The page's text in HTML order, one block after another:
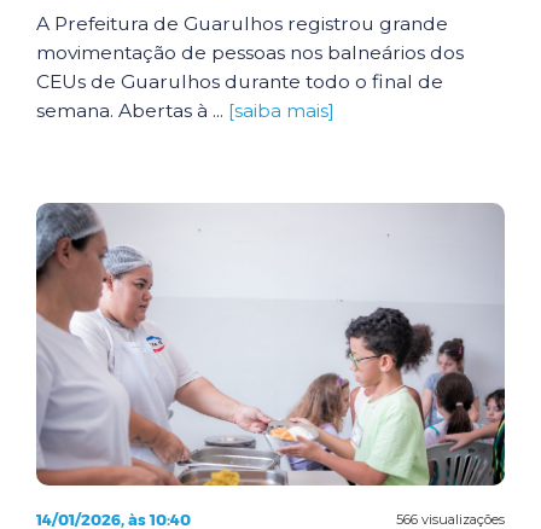
A Prefeitura de Guarulhos registrou grande
movimentação de pessoas nos balneários dos
CEUs de Guarulhos durante todo o final de
semana. Abertas à ... [saiba mais]
566 visualizações
14/01/2026, às 10:40